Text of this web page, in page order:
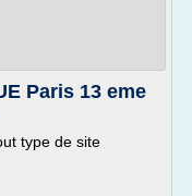
Paris 13 eme
type de site